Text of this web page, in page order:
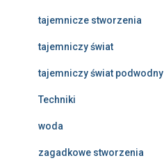
tajemnicze stworzenia
tajemniczy świat
tajemniczy świat podwodny
Techniki
woda
zagadkowe stworzenia